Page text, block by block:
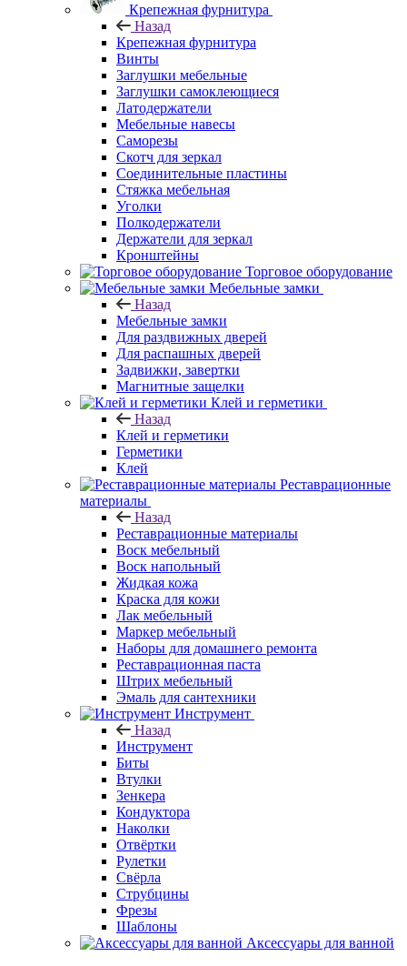
Крепежная фурнитура
Назад
Крепежная фурнитура
Винты
Заглушки мебельные
Заглушки самоклеющиеся
Латодержатели
Мебельные навесы
Саморезы
Скотч для зеркал
Соединительные пластины
Стяжка мебельная
Уголки
Полкодержатели
Держатели для зеркал
Кронштейны
Торговое оборудование
Мебельные замки
Назад
Мебельные замки
Для раздвижных дверей
Для распашных дверей
Задвижки, завертки
Магнитные защелки
Клей и герметики
Назад
Клей и герметики
Герметики
Клей
Реставрационные
материалы
Назад
Реставрационные материалы
Воск мебельный
Воск напольный
Жидкая кожа
Краска для кожи
Лак мебельный
Маркер мебельный
Наборы для домашнего ремонта
Реставрационная паста
Штрих мебельный
Эмаль для сантехники
Инструмент
Назад
Инструмент
Биты
Втулки
Зенкера
Кондуктора
Наколки
Отвёртки
Рулетки
Свёрла
Струбцины
Фрезы
Шаблоны
Аксессуары для ванной